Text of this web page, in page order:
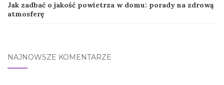
Jak zadbać o jakość powietrza w domu: porady na zdrową
atmosferę
NAJNOWSZE KOMENTARZE